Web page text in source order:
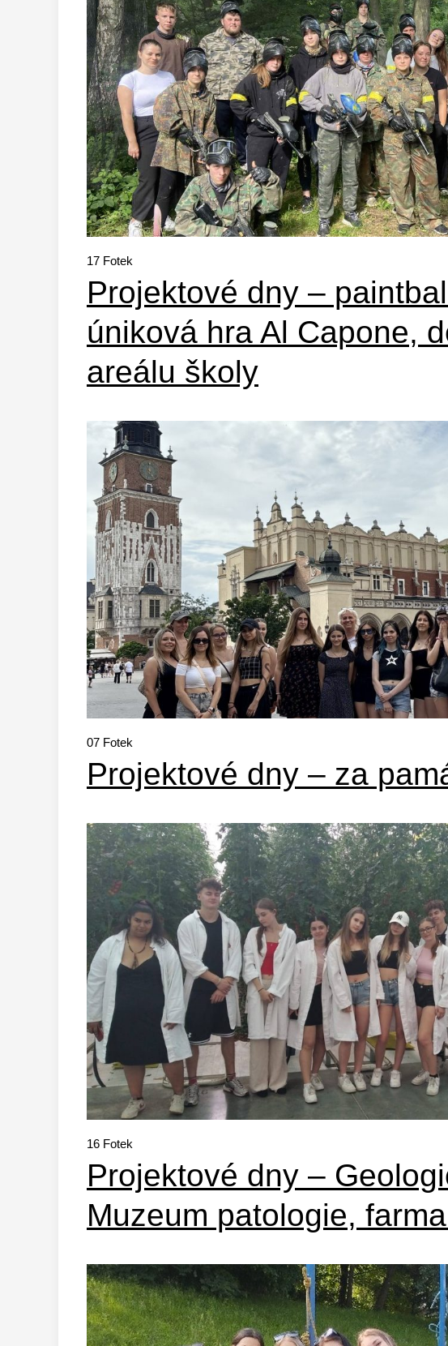
17 Fotek
Projektové dny –
úniková hra Al Capone,
areálu školy
07 Fotek
Projektové dny – za
16 Fotek
Projektové dny –
Muzeum patologie,